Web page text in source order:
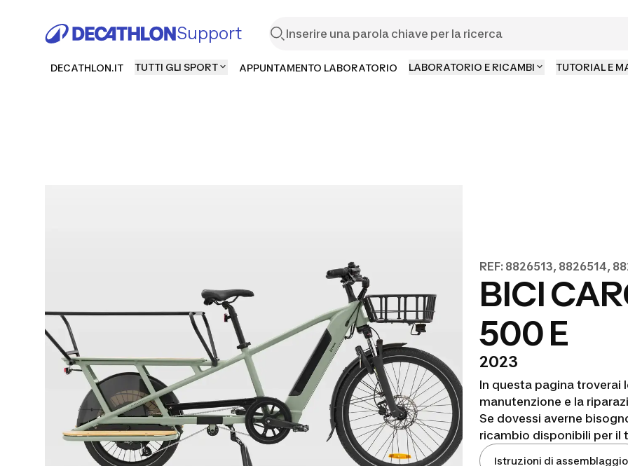
Support
DECATHLON.IT TUTTI GLI SPORT APPUNTAMENTO LABORATORIO LABORATORIO E RICAMBI TUTORIAL E
REF: 8826513, 8826514,
BICI
500 E
2023
In questa pagina troverai
manutenzione e la
Se dovessi averne
ricambio disponibili per
Istruzioni di assemblaggio